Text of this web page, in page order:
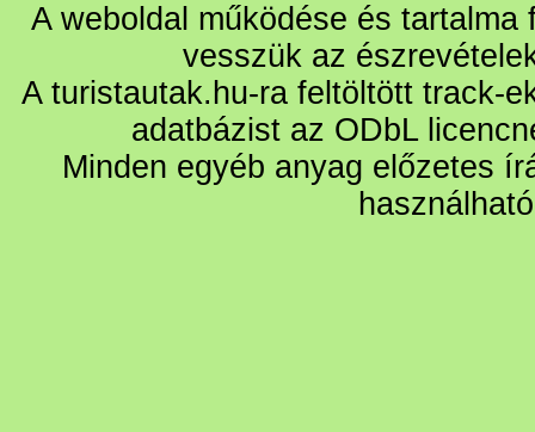
A weboldal működése és
vesszük az
A turistautak.hu-ra feltöltött track-
adatbázist az ODbL
Minden egyéb anyag előzetes